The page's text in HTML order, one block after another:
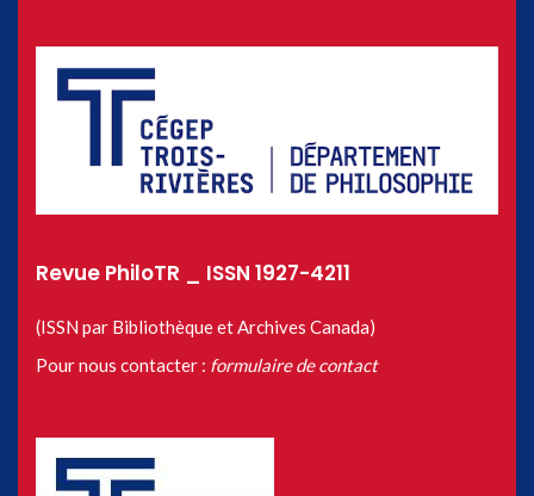
Revue PhiloTR _ ISSN 1927-4211
(ISSN par Bibliothèque et Archives Canada)
Pour nous contacter : formulaire de contact